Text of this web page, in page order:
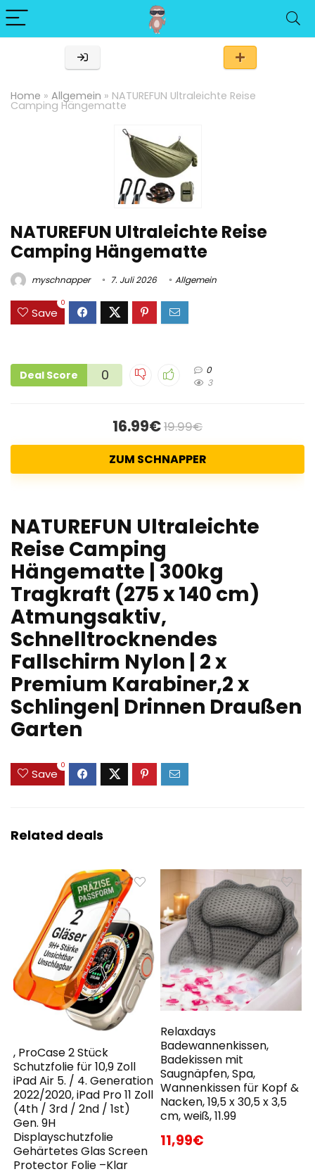
Home » Allgemein » NATUREFUN Ultraleichte Reise
Camping Hängematte
NATUREFUN Ultraleichte Reise
Camping Hängematte
myschnapper 7. Juli 2026 Allgemein
Save
0
Deal Score 0
0
3
16.99€19.99€
ZUM SCHNAPPER
NATUREFUN Ultraleichte
Reise Camping
Hängematte | 300kg
Tragkraft (275 x 140 cm)
Atmungsaktiv,
Schnelltrocknendes
Fallschirm Nylon | 2 x
Premium Karabiner,2 x
Schlingen| Drinnen Draußen
Garten
Save
0
Related deals
, ProCase 2 Stück
Schutzfolie für 10,9 Zoll
iPad Air 5. / 4. Generation
2022/2020, iPad Pro 11 Zoll
(4th / 3rd / 2nd / 1st)
Gen. 9H
Displayschutzfolie
Gehärtetes Glas Screen
Protector Folie –Klar
Relaxdays
Badewannenkissen,
Badekissen mit
Saugnäpfen, Spa,
Wannenkissen für Kopf &
Nacken, 19,5 x 30,5 x 3,5
cm, weiß, 11.99
11,99€